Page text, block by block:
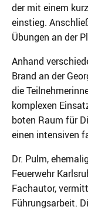
der mit einem
einstieg.
Übungen an der
Anhand
Brand an der
die
komplexen
boten Raum für
einen intensiven
Dr. Pulm,
Feuerwehr
Fachautor,
Führungsarbeit.